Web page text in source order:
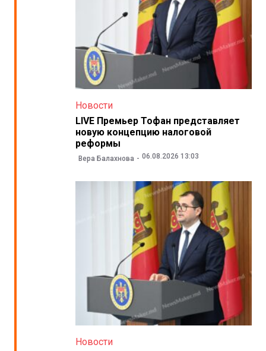
Новости
LIVE Премьер Тофан представляет
новую концепцию налоговой
реформы
Вера Балахнова 06.08.2026 13:03
Новости